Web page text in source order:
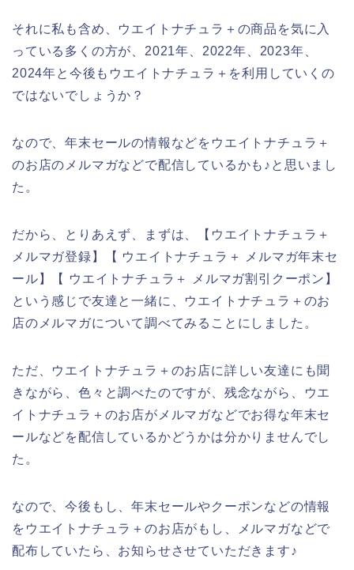
それに私も含め、ウエイトナチュラ＋の商品を気に入
っている多くの方が、2021年、2022年、2023年、
2024年と今後もウエイトナチュラ＋を利用していくの
ではないでしょうか？
なので、年末セールの情報などをウエイトナチュラ＋
のお店のメルマガなどで配信しているかも♪と思いまし
た。
だから、とりあえず、まずは、【ウエイトナチュラ＋
メルマガ登録】【 ウエイトナチュラ＋ メルマガ年末セ
ール】【 ウエイトナチュラ＋ メルマガ割引クーポン】
という感じで友達と一緒に、ウエイトナチュラ＋のお
店のメルマガについて調べてみることにしました。
ただ、ウエイトナチュラ＋のお店に詳しい友達にも聞
きながら、色々と調べたのですが、残念ながら、ウエ
イトナチュラ＋のお店がメルマガなどでお得な年末セ
ールなどを配信しているかどうかは分かりませんでし
た。
なので、今後もし、年末セールやクーポンなどの情報
をウエイトナチュラ＋のお店がもし、メルマガなどで
配布していたら、お知らせさせていただきます♪